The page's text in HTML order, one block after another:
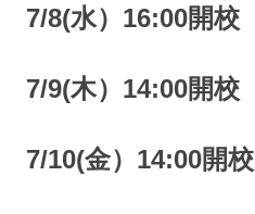
7/8(水）16:00開校
7/9(木）14:00開校
7/10(金）14:00開校